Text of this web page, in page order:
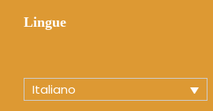
Lingue
Italiano